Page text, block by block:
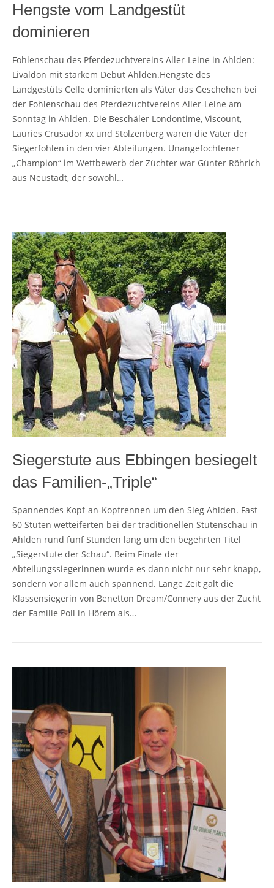
Hengste vom Landgestüt
dominieren
Fohlenschau des Pferdezuchtvereins Aller-Leine in Ahlden:
Livaldon mit starkem Debüt Ahlden.Hengste des
Landgestüts Celle dominierten als Väter das Geschehen bei
der Fohlenschau des Pferdezuchtvereins Aller-Leine am
Sonntag in Ahlden. Die Beschäler Londontime, Viscount,
Lauries Crusador xx und Stolzenberg waren die Väter der
Siegerfohlen in den vier Abteilungen. Unangefochtener
„Champion“ im Wettbewerb der Züchter war Günter Röhrich
aus Neustadt, der sowohl…
Siegerstute aus Ebbingen besiegelt
das Familien-„Triple“
Spannendes Kopf-an-Kopfrennen um den Sieg Ahlden. Fast
60 Stuten wetteiferten bei der traditionellen Stutenschau in
Ahlden rund fünf Stunden lang um den begehrten Titel
„Siegerstute der Schau“. Beim Finale der
Abteilungssiegerinnen wurde es dann nicht nur sehr knapp,
sondern vor allem auch spannend. Lange Zeit galt die
Klassensiegerin von Benetton Dream/Connery aus der Zucht
der Familie Poll in Hörem als…